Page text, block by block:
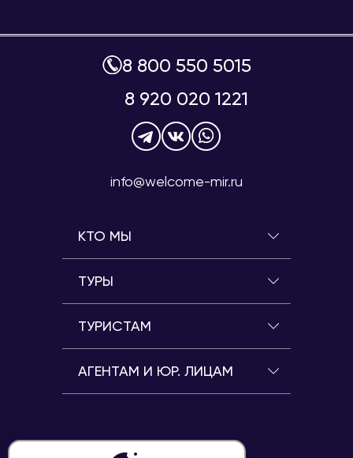
8 800 550 5015
8 920 020 1221
info@welcome-mir.ru
КТО МЫ
ТУРЫ
ТУРИСТАМ
АГЕНТАМ И ЮР. ЛИЦАМ